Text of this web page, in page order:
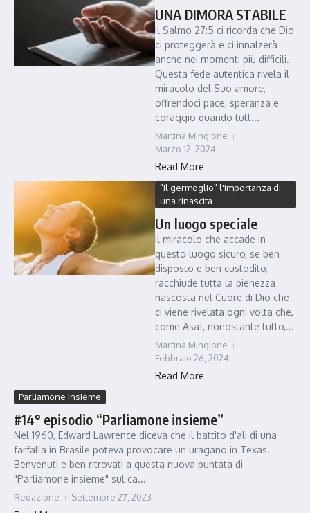
UNA DIMORA STABILE
Il Salmo 27:5 ci ricorda che Dio
ci proteggerà e ci innalzerà
anche nei momenti più difficili.
Questa fede autentica rivela il
miracolo del Suo amore,
offrendoci pace, speranza e
coraggio quando tutt...
Martina Mingione
Marzo 12, 2024
Read More
"Il germoglio" l'importanza di
una rinascita
Un luogo speciale
Il miracolo che accade in
questo luogo sicuro, se ben
disposto e ben custodito,
racchiude tutta la pienezza
nascosta nel Cuore di Dio che
ci viene rivelata ogni volta che,
come Asaf, nonostante tutto,...
Martina Mingione
Febbraio 26, 2024
Read More
Parliamone insieme
#14° episodio “Parliamone insieme”
Nel 1960, Edward Lawrence diceva che il battito d'ali di una
farfalla in Brasile poteva provocare un uragano in Texas.
Benvenuti e ben ritrovati a questa nuova puntata di
"Parliamone insieme" sul ca...
Redazione Settembre 27, 2023